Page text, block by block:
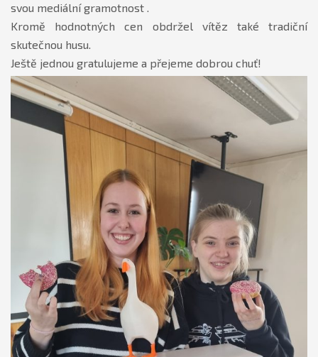
svou mediální gramotnost .
Kromě hodnotných cen obdržel vítěz také tradiční
skutečnou husu.
Ještě jednou gratulujeme a přejeme dobrou chuť!